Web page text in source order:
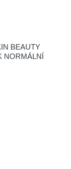
BEAUTY
NORMÁLNÍ